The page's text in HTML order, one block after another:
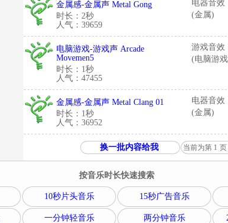
金属感-金属声 Metal Gong
时长：2秒
人气：39659
电器音效
(金属)
电脑游戏-游戏声 Arcade
Movemen5
时长：1秒
人气：47455
游戏音效
(电脑游
金属感-金属声 Metal Clang 01
时长：1秒
人气：36952
电器音效
(金属)
换一批内容给我 当前为第 1 页
按音乐时长快速搜索
10秒片头音乐 15秒广告音乐
一分钟轻音乐 两分钟音乐